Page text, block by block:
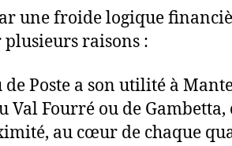
une froide logique
raisons :
Poste a son utilité à
Val Fourré ou de Gambetta,
au cœur de chaque